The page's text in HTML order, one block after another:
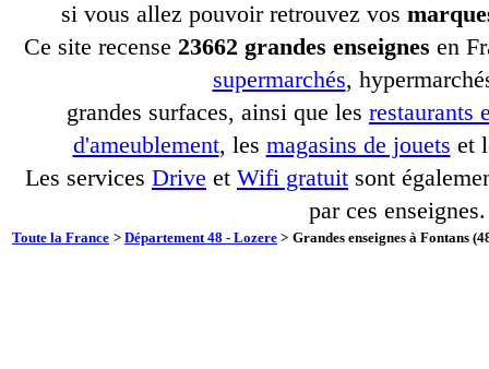
si vous allez pouvoir retrouvez vos
Ce site recense 23662 grandes enseignes en
supermarchés,
grandes surfaces, ainsi que les restaurants
d'ameublement, les magasins de jouets et
Les services Drive et Wifi gratuit sont
par ces enseignes.
Toute la France > Département 48 - Lozere > Grandes enseignes à Fontans